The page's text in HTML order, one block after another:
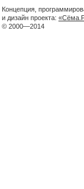
Концепция,
и дизайн проекта:
© 2000—2014